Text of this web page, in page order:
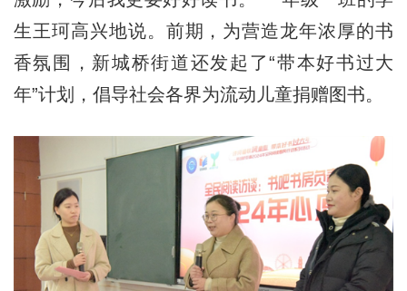
生王珂高兴地说。前期，为营造龙年浓厚的书
香氛围，新城桥街道还发起了“带本好书过大
年”计划，倡导社会各界为流动儿童捐赠图书。